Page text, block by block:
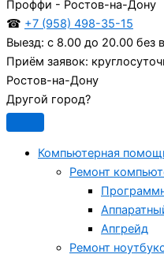
Проффи - Ростов-на-Дону
☎ +7 (958) 498-35-15
Выезд: с 8.00 до 20.00 без
Приём заявок:
Ростов-на-Дону
Другой город?
Компьютерная
Ремонт
Апгрейд
Ремонт